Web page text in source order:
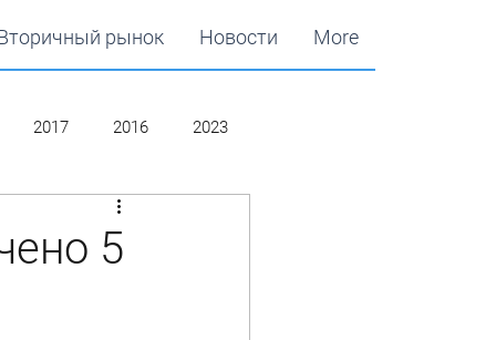
рынок Новости More
2017 2016 2023
5